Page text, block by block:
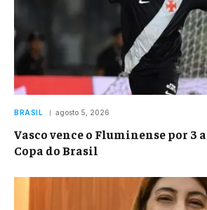
BRASIL agosto 5, 2026
Vasco vence o Fluminense por 3
Copa do Brasil